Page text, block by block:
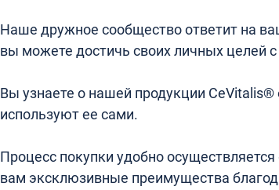
Наше дружное сообщество ответит на
вы можете достичь своих личных целей
Вы узнаете о нашей продукции
используют ее сами.
Процесс покупки удобно
вам эксклюзивные преимущества